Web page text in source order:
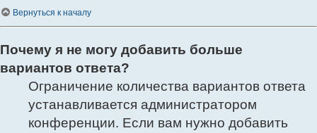
Вернуться к началу
Почему я не могу добавить больше
вариантов ответа?
Ограничение количества вариантов ответа
устанавливается администратором
конференции. Если вам нужно добавить